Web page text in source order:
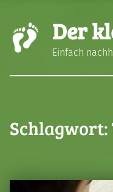
Der
Einfach
Schlagwort: